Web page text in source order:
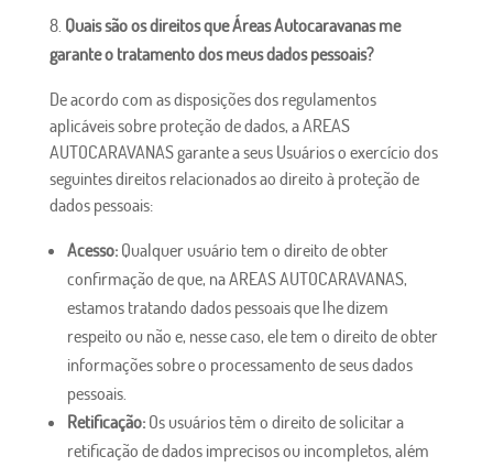
Quais são os direitos queÁreas Autocaravanasme
garante o tratamento dos meus dados pessoais?
De acordo com as disposições dos regulamentos
aplicáveis ​​sobre proteção de dados, a AREAS
AUTOCARAVANAS garante a seus Usuários o exercício dos
seguintes direitos relacionados ao direito à proteção de
dados pessoais:
Acesso:Qualquer usuário tem o direito de obter
confirmação de que, na AREAS AUTOCARAVANAS,
estamos tratando dados pessoais que lhe dizem
respeito ou não e, nesse caso, ele tem o direito de obter
informações sobre o processamento de seus dados
pessoais.
Retificação:Os usuários têm o direito de solicitar a
retificação de dados imprecisos ou incompletos, além